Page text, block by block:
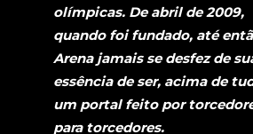
olímpicas. De abril de 2009,
quando foi fundado, até
Arena jamais se desfez de
essência de ser, acima de
um portal feito por
para torcedores.